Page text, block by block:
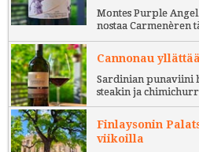
Montes Purple
nostaa Carmenèren
Cannonau
Sardinian punaviini
steakin ja
Finlaysonin
viikoilla